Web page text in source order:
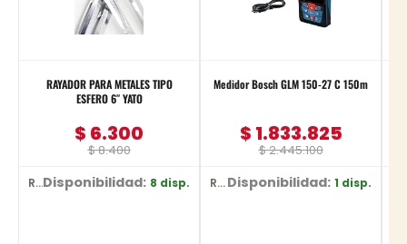
RAYADOR PARA METALES TIPO
ESFERO 6″ YATO
$8.400
$ 6.300
Ref: YT-3740Disponibilidad: 8 disp.
Medidor Bosch GLM 150-27 C 150m
$2.445.100
$ 1.833.825
Ref: 0601.072.Z00-000Disponibilidad: 1 disp.